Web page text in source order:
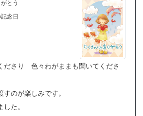
とう
念日
ださり 色々わがままも聞いてくださ
のが楽しみです。
た。